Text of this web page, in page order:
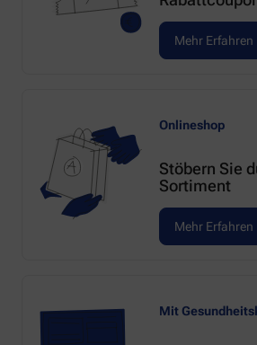
Mehr Erfahren
Onlineshop
Stöbern Sie
Sortiment
Mehr Erfahren
Mit